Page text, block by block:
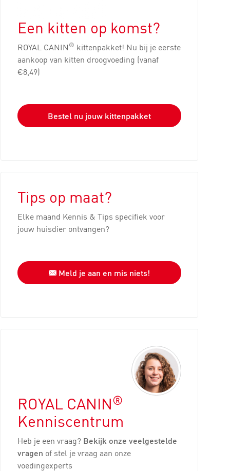
Een kitten op komst?
ROYAL CANIN® kittenpakket! Nu bij je eerste
aankoop van kitten droogvoeding (vanaf
€8,49)
Bestel nu jouw kittenpakket
Tips op maat?
Elke maand Kennis & Tips specifiek voor
jouw huisdier ontvangen?
Meld je aan en mis niets!
ROYAL CANIN®
Kenniscentrum
Heb je een vraag? Bekijk onze veelgestelde
vragen of stel je vraag aan onze
voedingexperts